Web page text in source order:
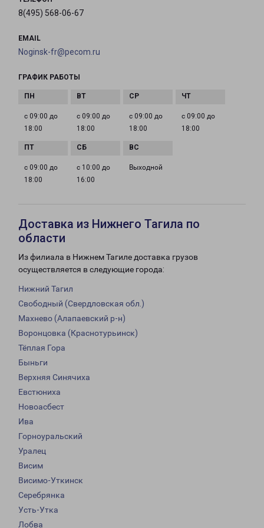
8(495) 568-06-67
EMAIL
Noginsk-fr@pecom.ru
ГРАФИК РАБОТЫ
с 09:00 до
18:00
с 09:00 до
18:00
с 09:00 до
18:00
с 09:00 до
18:00
с 09:00 до
18:00
с 10:00 до
16:00
Выходной
Доставка из Нижнего Тагила по
области
Из филиала в Нижнем Тагиле доставка грузов
осуществляется в следующие города:
Нижний Тагил
Свободный (Свердловская обл.)
Махнево (Алапаевский р-н)
Воронцовка (Краснотурьинск)
Тёплая Гора
Быньги
Верхняя Синячиха
Евстюниха
Новоасбест
Ива
Горноуральский
Уралец
Висим
Висимо-Уткинск
Серебрянка
Усть-Утка
Лобва